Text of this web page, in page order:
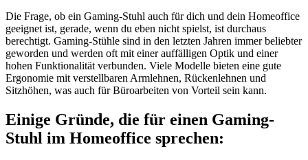
Die Frage, ob ein Gaming-Stuhl auch für dich und dein Homeoffice
geeignet ist, gerade, wenn du eben nicht spielst, ist durchaus
berechtigt. Gaming-Stühle sind in den letzten Jahren immer beliebter
geworden und werden oft mit einer auffälligen Optik und einer
hohen Funktionalität verbunden. Viele Modelle bieten eine gute
Ergonomie mit verstellbaren Armlehnen, Rückenlehnen und
Sitzhöhen, was auch für Büroarbeiten von Vorteil sein kann.
Einige Gründe, die für einen Gaming-
Stuhl im Homeoffice sprechen: